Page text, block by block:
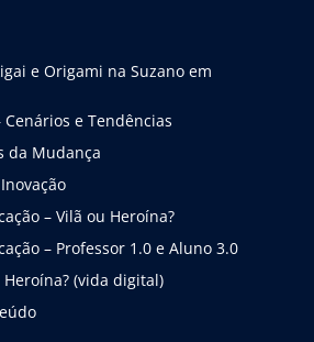
e Origami na Suzano em
e Tendências
da Mudança
– Vilã ou Heroína?
– Professor 1.0 e Aluno 3.0
(vida digital)